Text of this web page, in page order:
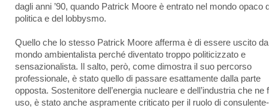
dagli anni ’90, quando Patrick Moore è entrato nel mondo opaco
politica e del lobbysmo.
Quello che lo stesso Patrick Moore afferma è di essere uscito
mondo ambientalista perché diventato troppo politicizzato e
sensazionalista. Il salto, però, come dimostra il suo percorso
professionale, è stato quello di passare esattamente dalla parte
opposta. Sostenitore dell’energia nucleare e dell’industria che ne
uso, è stato anche aspramente criticato per il ruolo di consulente-